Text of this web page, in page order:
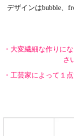
デザインはbubble、
・大変繊細な作りに
さ
・工芸家によって１